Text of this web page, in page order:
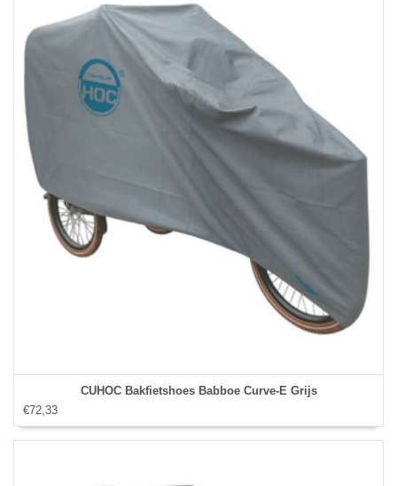
CUHOC Bakfietshoes Babboe Curve-E Grijs
€72,33